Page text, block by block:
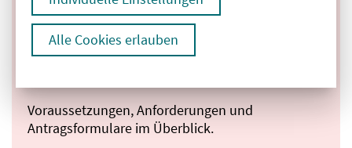
Alle Cookies erlauben
Sie möchten in das
Gutachterverzeichnis
Voraussetzungen, Anforderungen und
Antragsformulare im Überblick.